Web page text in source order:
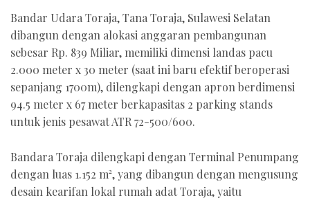
Bandar Udara Toraja, Tana Toraja, Sulawesi Selatan
dibangun dengan alokasi anggaran pembangunan
sebesar Rp. 839 Miliar, memiliki dimensi landas pacu
2.000 meter x 30 meter (saat ini baru efektif beroperasi
sepanjang 1700m), dilengkapi dengan apron berdimensi
94.5 meter x 67 meter berkapasitas 2 parking stands
untuk jenis pesawat ATR 72-500/600.
Bandara Toraja dilengkapi dengan Terminal Penumpang
dengan luas 1.152 m², yang dibangun dengan mengusung
desain kearifan lokal rumah adat Toraja, yaitu